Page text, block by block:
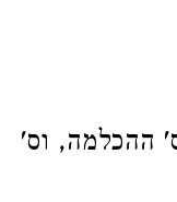
ההכלמה, וס'